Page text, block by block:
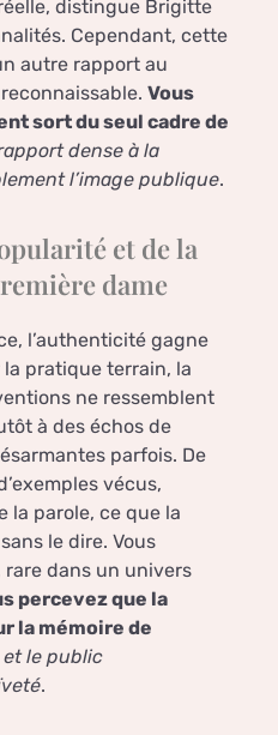
distingue Brigitte
Cependant, cette
autre rapport au
Vous
sort du seul cadre de
dense à la
l’image publique.
et de la
dame
l’authenticité gagne
pratique terrain, la
ne ressemblent
à des échos de
parfois. De
vécus,
la parole, ce que la
le dire. Vous
dans un univers
percevez que la
la mémoire de
et le public
.